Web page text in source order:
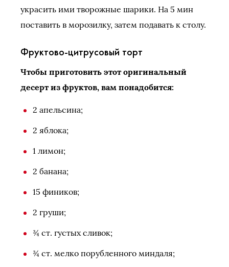
украсить ими творожные шарики. На 5 мин
поставить в морозилку, затем подавать к столу.
Фруктово-цитрусовый торт
Чтобы приготовить этот оригинальный
десерт из фруктов, вам понадобится:
2 апельсина;
2 яблока;
1 лимон;
2 банана;
15 фиников;
2 груши;
¾ ст. густых сливок;
¾ ст. мелко порубленного миндаля;